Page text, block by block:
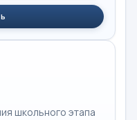
школьного этапа